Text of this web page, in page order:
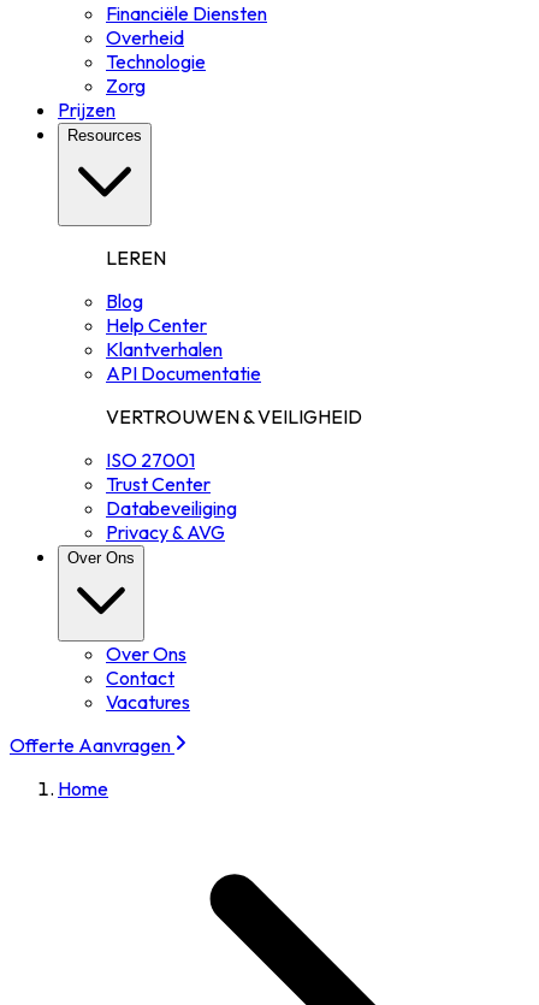
Financiële Diensten
Overheid
Technologie
Zorg
Prijzen
Resources
LEREN
Blog
Help Center
Klantverhalen
API Documentatie
VERTROUWEN & VEILIGHEID
ISO 27001
Trust Center
Databeveiliging
Privacy & AVG
Over Ons
Over Ons
Contact
Vacatures
Offerte Aanvragen
Home